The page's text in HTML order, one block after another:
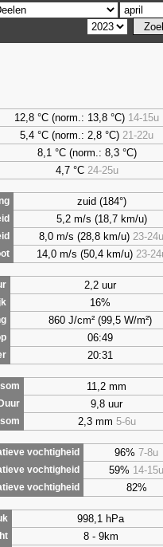
12,8 °C (norm.: 13,8 °C) 14-15u
5,4 °C (norm.: 2,8 °C) 21-22u
8,1 °C (norm.: 8,3 °C)
4,7°C 24-25u
zuid (184°)
5,2 m/s (18,7 km/u)
8,0 m/s (28,8 km/u) 23-24u
14,0 m/s (50,4 km/u) 23-
2,2 uur
16%
860 J/cm² (99,5 W/m²)
06:49
20:31
11,2 mm
Duur 9,8 uur
2,3 mm 5-6u
vochtigheid 96% 7-8u
vochtigheid 59% 14-15u
vochtigheid 82%
998,1 hPa
8 - 9km